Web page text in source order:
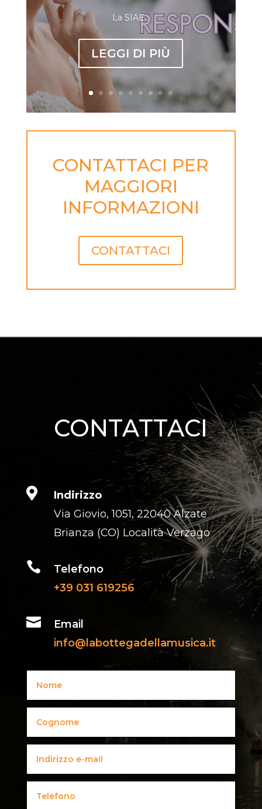
La SIAE...
LEGGI DI PIÙ
CONTATTACI PER
MAGGIORI
INFORMAZIONI
CONTATTACI
CONTATTACI

Indirizzo
Via Giovio, 1051, 22040 Alzate
Brianza (CO) Località Verzago

Telefono
+39 031 619256

Email
info@labottegadellamusica.it